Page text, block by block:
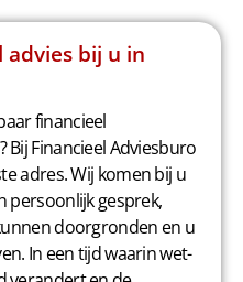
advies bij u in
financieel
Bij Financieel Adviesburo
adres. Wij komen bij u
persoonlijk gesprek,
doorgronden en u
In een tijd waarin wet-